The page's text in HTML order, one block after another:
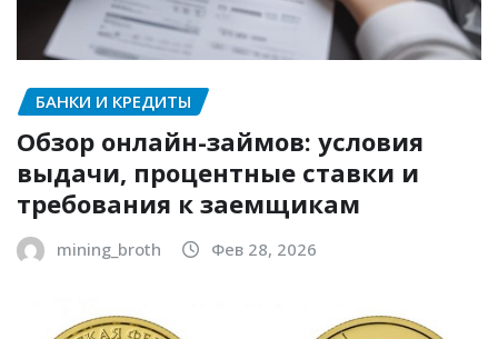
БАНКИ И КРЕДИТЫ
Обзор онлайн-займов: условия
выдачи, процентные ставки и
требования к заемщикам
mining_broth Фев 28, 2026